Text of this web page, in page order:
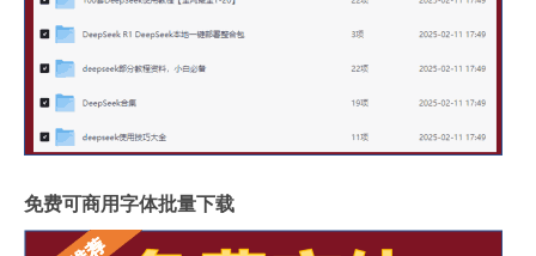
免费可商用字体批量下载